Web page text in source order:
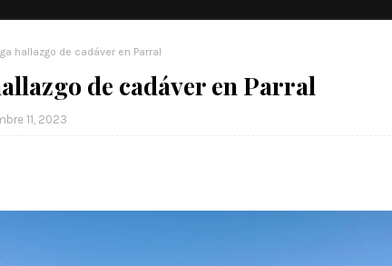
hallazgo de cadáver en Parral
de cadáver en Parral
11, 2023